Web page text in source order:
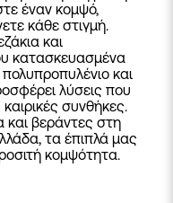
έναν κομψό,
κάθε στιγμή.
και
κατασκευασμένα
και
λύσεις που
συνθήκες.
και βεράντες στη
τα έπιπλά μας
κομψότητα.